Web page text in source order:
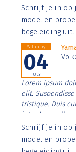
Aenean
imperdiet. Nunc
Schrijf je in op
model en
begeleiding
Saturday
04
JULY
Lorem ipsum
elit.
tristique. Duis
interdum nulla,
Aenean
imperdiet. Nunc
Schrijf je in op
model en